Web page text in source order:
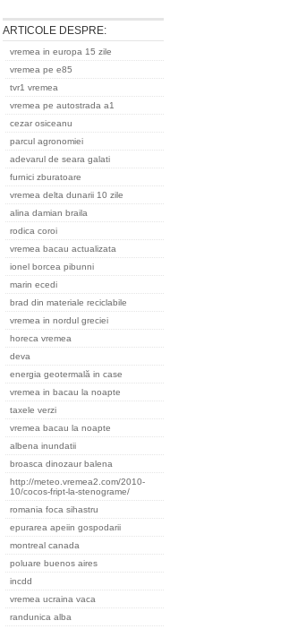
ARTICOLE DESPRE:
vremea in europa 15 zile
vremea pe e85
tvr1 vremea
vremea pe autostrada a1
cezar osiceanu
parcul agronomiei
adevarul de seara galati
furnici zburatoare
vremea delta dunarii 10 zile
alina damian braila
rodica coroi
vremea bacau actualizata
ionel borcea pibunni
marin ecedi
brad din materiale reciclabile
vremea in nordul greciei
horeca vremea
deva
energia geotermală in case
vremea in bacau la noapte
taxele verzi
vremea bacau la noapte
albena inundatii
broasca dinozaur balena
http://meteo.vremea2.com/2010-
10/cocos-fript-la-stenograme/
romania foca sihastru
epurarea apeiin gospodarii
montreal canada
poluare buenos aires
incdd
vremea ucraina vaca
randunica alba